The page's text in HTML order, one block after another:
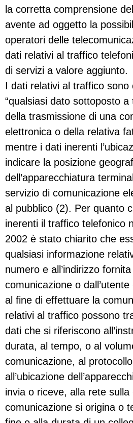
la corretta comprensione
avente ad oggetto la
operatori delle
dati relativi al traffico
di servizi a valore aggiunto.
I dati relativi al traffico sono
“qualsiasi dato sottoposto
della trasmissione di una
elettronica o della relativa
mentre i dati inerenti
indicare la posizione
dell’apparecchiatura
servizio di comunicazione
al pubblico (2). Per quanto
inerenti il traffico telefonico
2002 è stato chiarito che
qualsiasi informazione
numero e all’indirizzo
comunicazione o
al fine di effettuare la
relativi al traffico possono
dati che si riferiscono
durata, al tempo, o al
comunicazione, al
all’ubicazione
invia o riceve, alla rete sulla
comunicazione si origina o